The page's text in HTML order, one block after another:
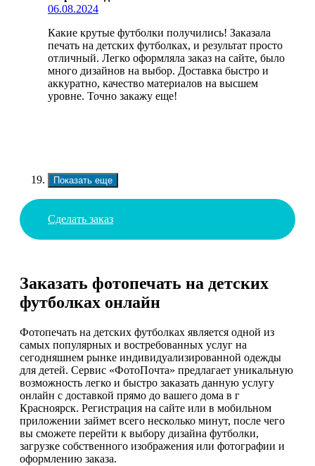
06.08.2024
Какие крутые футболки получились! Заказала
печать на детских футболках, и результат просто
отличный. Легко оформляла заказ на сайте, было
много дизайнов на выбор. Доставка быстро и
аккуратно, качество материалов на высшем
уровне. Точно закажу еще!
Показать еще
Сделать заказ
Заказать фотопечать на детских
футболках онлайн
Фотопечать на детских футболках является одной из
самых популярных и востребованных услуг на
сегодняшнем рынке индивидуализированной одежды
для детей. Сервис «ФотоПочта» предлагает уникальную
возможность легко и быстро заказать данную услугу
онлайн с доставкой прямо до вашего дома в г
Красноярск. Регистрация на сайте или в мобильном
приложении займет всего несколько минут, после чего
вы сможете перейти к выбору дизайна футболки,
загрузке собственного изображения или фотографии и
оформлению заказа.